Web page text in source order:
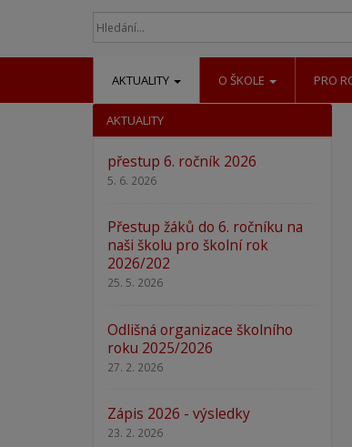
AKTUALITY O ŠKOLE PRO
AKTUALITY
přestup 6. ročník 2026
5. 6. 2026
Přestup žáků do 6. ročníku na
naši školu pro školní rok
2026/202
25. 5. 2026
Odlišná organizace školního
roku 2025/2026
27. 2. 2026
Zápis 2026 - výsledky
23. 2. 2026